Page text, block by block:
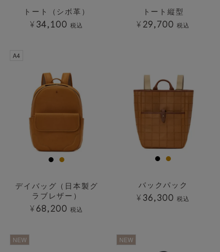
トート（シボ革）
¥34,100 税込
トート縦型
¥ 29,700 税込
A4
デイバッグ（日本製グ
ラブレザー）
¥68,200 税込
バックパック
¥36,300 税込
NEW NEW